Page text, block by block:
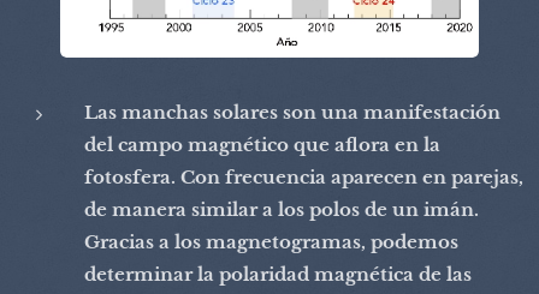
Las manchas solares son una manifestación
del campo magnético que aflora en la
fotosfera. Con frecuencia aparecen en parejas,
de manera similar a los polos de un imán.
Gracias a los magnetogramas, podemos
determinar la polaridad magnética de las